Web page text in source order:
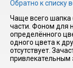
I have
read and
accept the
terms and
Обратно к списку
Чаще всего шапка
части. Фоном для
определённого
одного цвета к
отсутствует.
привлекательным